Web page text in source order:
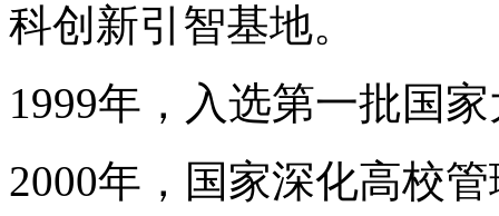
科创新引智基地。
1999年，入选第一批国
2000年，国家深化高校